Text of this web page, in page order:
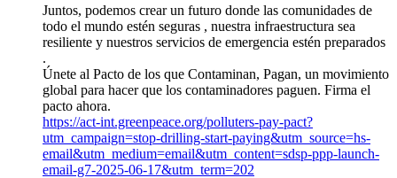
Juntos, podemos crear un futuro donde las comunidades de
todo el mundo estén seguras , nuestra infraestructura sea
resiliente y nuestros servicios de emergencia estén preparados
.
Únete al Pacto de los que Contaminan, Pagan, un movimiento
global para hacer que los contaminadores paguen. Firma el
pacto ahora.
https://act-int.greenpeace.org/polluters-pay-pact?
utm_campaign=stop-drilling-start-paying&utm_source=hs-
email&utm_medium=email&utm_content=sdsp-ppp-launch-
email-g7-2025-06-17&utm_term=202